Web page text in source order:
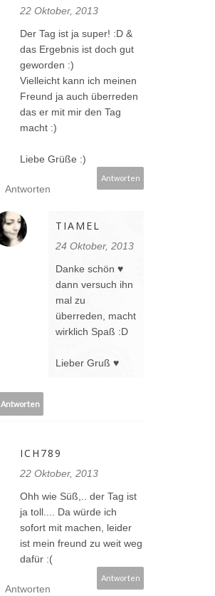
22 Oktober, 2013
Der Tag ist ja super! :D &
das Ergebnis ist doch gut
geworden :)
Vielleicht kann ich meinen
Freund ja auch überreden
das er mit mir den Tag
macht :)
Liebe Grüße :)
Antworten
Antworten
TIAMEL
24 Oktober, 2013
Danke schön ♥
dann versuch ihn
mal zu
überreden, macht
wirklich Spaß :D
Lieber Gruß ♥
Antworten
ICH789
22 Oktober, 2013
Ohh wie Süß,.. der Tag ist
ja toll.... Da würde ich
sofort mit machen, leider
ist mein freund zu weit weg
dafür :(
Antworten
Antworten